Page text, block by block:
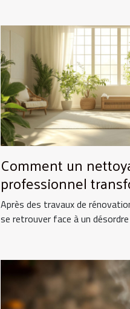
Comment un
professionnel
espace après
Après des travaux de
se retrouver face à un désordre